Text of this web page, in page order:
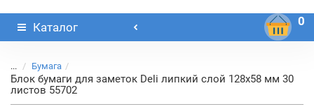
Каталог 0
... Бумага
Блок бумаги для заметок Deli липкий слой 128х58 мм 30
листов 55702